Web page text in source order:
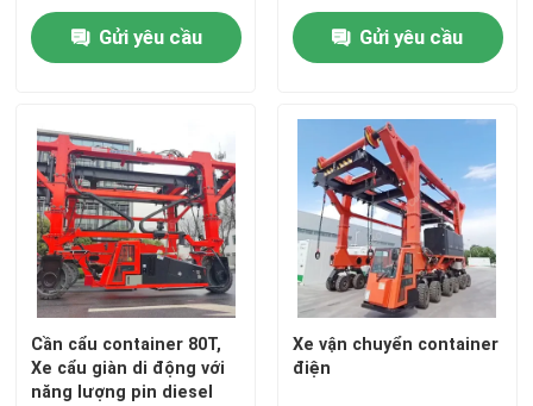
Gửi yêu cầu Gửi yêu cầu
Cần cẩu container 80T,
Xe cẩu giàn di động với
năng lượng pin diesel
Xe vận chuyển container
điện